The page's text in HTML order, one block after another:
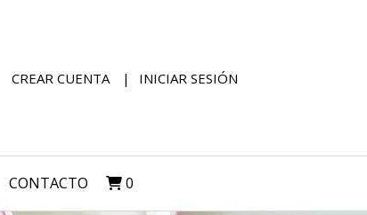
CREAR CUENTA INICIAR SESIÓN
CONTACTO 0